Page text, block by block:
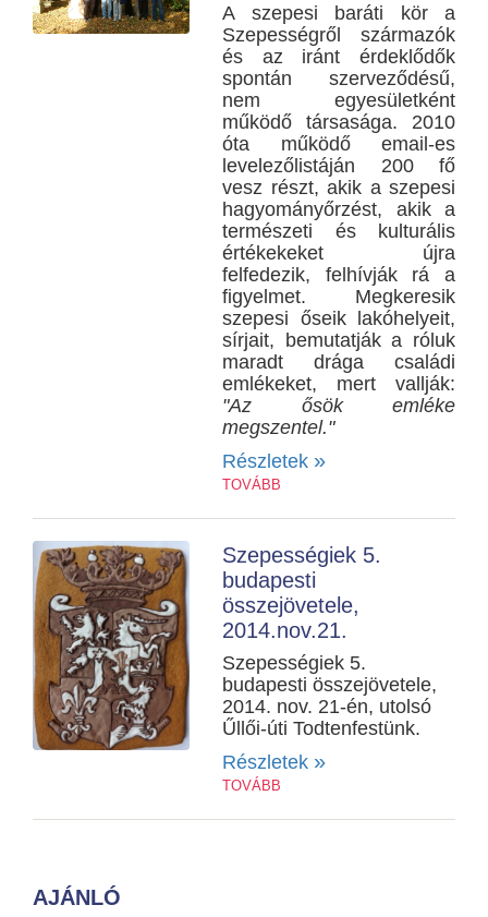
A szepesi baráti kör a
Szepességről származók
és az iránt érdeklődők
spontán szerveződésű,
nem egyesületként
működő társasága. 2010
óta működő email-es
levelezőlistáján 200 fő
vesz részt, akik a szepesi
hagyományőrzést, akik a
természeti és kulturális
értékekeket újra
felfedezik, felhívják rá a
figyelmet. Megkeresik
szepesi őseik lakóhelyeit,
sírjait, bemutatják a róluk
maradt drága családi
emlékeket, mert vallják:
"Az ősök emléke
megszentel."
Részletek »
TOVÁBB
Szepességiek 5.
budapesti
összejövetele,
2014.nov.21.
Szepességiek 5.
budapesti összejövetele,
2014. nov. 21-én, utolsó
Űllői-úti Todtenfestünk.
Részletek »
TOVÁBB
AJÁNLÓ